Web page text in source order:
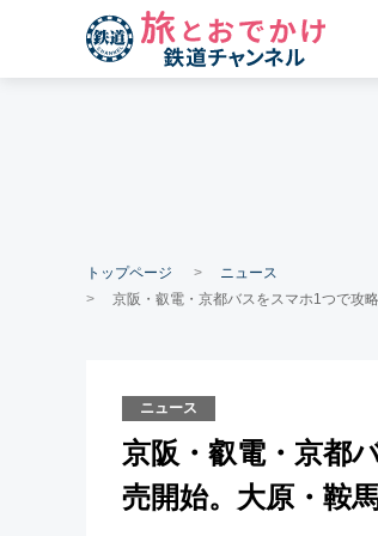
トップページ
ニュース
京阪・叡電・京都バスをスマホ1つで攻
ニュース
京阪・叡電・京都
売開始。大原・鞍